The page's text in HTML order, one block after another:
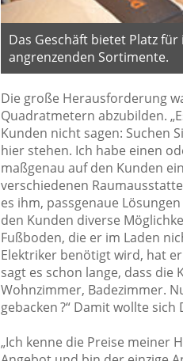
Das Geschäft bietet Platz
angrenzenden Sortimente.
Die große Herausforderung
Quadratmetern abzubilden.
Kunden nicht sagen: Suchen
hier stehen. Ich habe einen
maßgenau auf den Kunden
verschiedenen
es ihm, passgenaue
den Kunden diverse
Fußboden, die er im Laden
Elektriker benötigt wird, hat
sagt es schon lange, dass die
Wohnzimmer, Badezimmer.
gebacken ?“ Damit wollte
„Ich kenne die Preise meiner